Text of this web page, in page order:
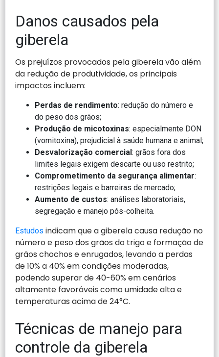
Danos causados pela
giberela
Os prejuízos provocados pela giberela vão além
da redução de produtividade, os principais
impactos incluem:
Perdas de rendimento: redução do número e
do peso dos grãos;
Produção de micotoxinas: especialmente DON
(vomitoxina), prejudicial à saúde humana e animal;
Desvalorização comercial: grãos fora dos
limites legais exigem descarte ou uso restrito;
Comprometimento da segurança alimentar:
restrições legais e barreiras de mercado;
Aumento de custos: análises laboratoriais,
segregação e manejo pós-colheita.
Estudos indicam que a giberela causa redução no
número e peso dos grãos do trigo e formação de
grãos chochos e enrugados, levando a perdas
de 10% a 40% em condições moderadas,
podendo superar de 40-60% em cenários
altamente favoráveis como umidade alta e
temperaturas acima de 24°C.
Técnicas de manejo para
controle da giberela